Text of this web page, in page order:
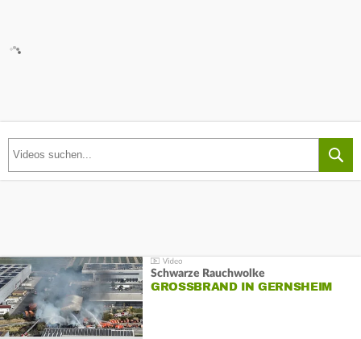
Schwarze Rauchwolke
GROSSBRAND IN GERNSHEIM